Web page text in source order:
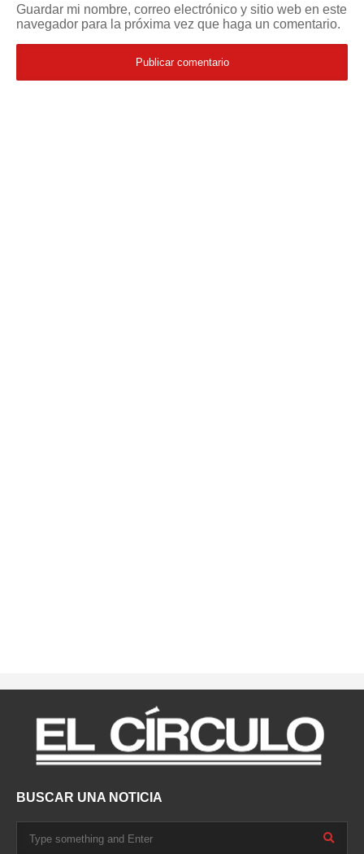
Guardar mi nombre, correo electrónico y sitio web en este
navegador para la próxima vez que haga un comentario.
BUSCAR UNA NOTICIA